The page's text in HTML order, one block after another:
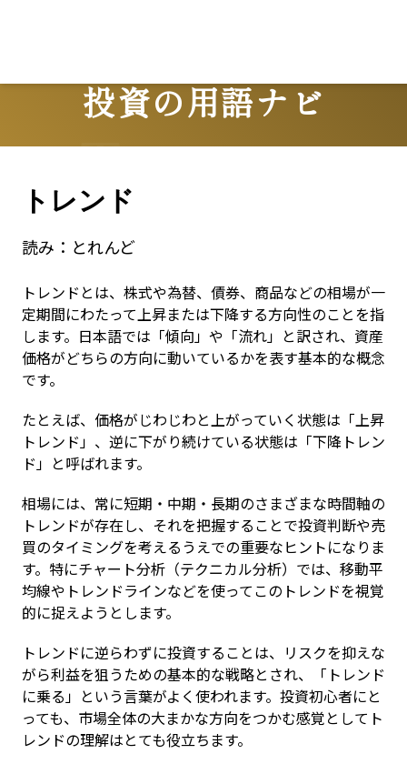
投資の用語ナビ
Terms
トレンド
読み： とれんど
トレンドとは、株式や為替、債券、商品などの相場が一
定期間にわたって上昇または下降する方向性のことを指
します。日本語では「傾向」や「流れ」と訳され、資産
価格がどちらの方向に動いているかを表す基本的な概念
です。
たとえば、価格がじわじわと上がっていく状態は「上昇
トレンド」、逆に下がり続けている状態は「下降トレン
ド」と呼ばれます。
相場には、常に短期・中期・長期のさまざまな時間軸の
トレンドが存在し、それを把握することで投資判断や売
買のタイミングを考えるうえでの重要なヒントになりま
す。特にチャート分析（テクニカル分析）では、移動平
均線やトレンドラインなどを使ってこのトレンドを視覚
的に捉えようとします。
トレンドに逆らわずに投資することは、リスクを抑えな
がら利益を狙うための基本的な戦略とされ、「トレンド
に乗る」という言葉がよく使われます。投資初心者にと
っても、市場全体の大まかな方向をつかむ感覚としてト
レンドの理解はとても役立ちます。